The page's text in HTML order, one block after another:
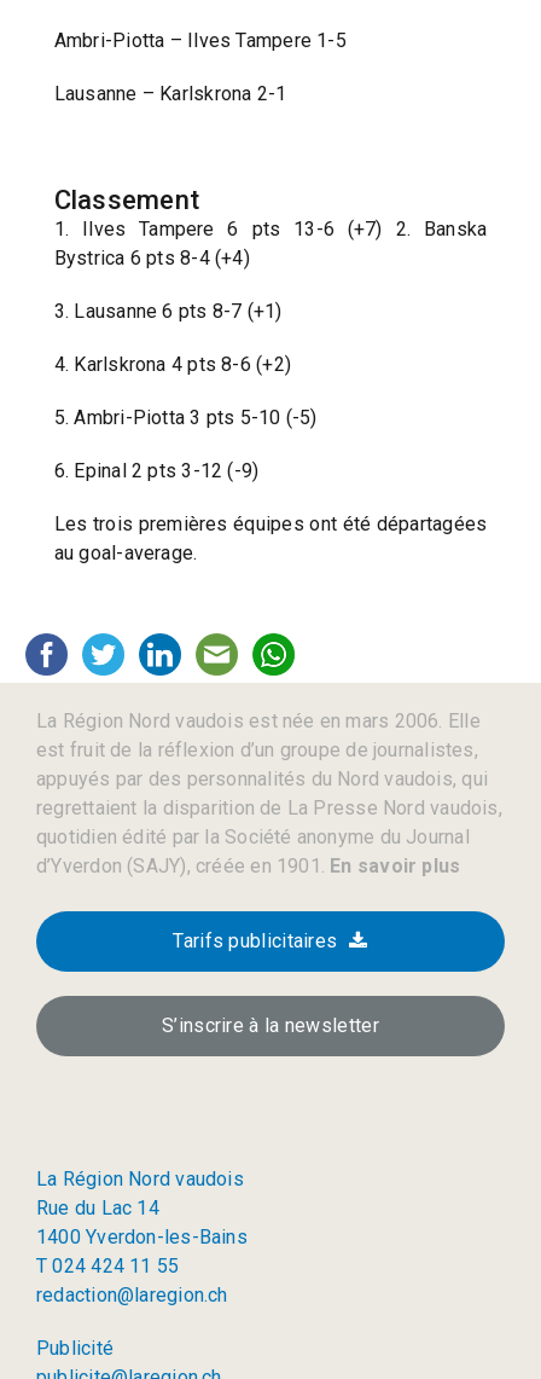
Ambri-Piotta – Ilves Tampere 1-5
Lausanne – Karlskrona 2-1
Classement
1. Ilves Tampere 6 pts 13-6 (+7) 2. Banska
Bystrica 6 pts 8-4 (+4)
3. Lausanne 6 pts 8-7 (+1)
4. Karlskrona 4 pts 8-6 (+2)
5. Ambri-Piotta 3 pts 5-10 (-5)
6. Epinal 2 pts 3-12 (-9)
Les trois premières équipes ont été départagées
au goal-average.
La Région Nord vaudois est née en mars 2006. Elle
est fruit de la réflexion d’un groupe de journalistes,
appuyés par des personnalités du Nord vaudois, qui
regrettaient la disparition de La Presse Nord vaudois,
quotidien édité par la Société anonyme du Journal
d’Yverdon (SAJY), créée en 1901. En savoir plus
Tarifs publicitaires
S’inscrire à la newsletter
La Région Nord vaudois
Rue du Lac 14
1400 Yverdon-les-Bains
T 024 424 11 55
redaction@laregion.ch
Publicité